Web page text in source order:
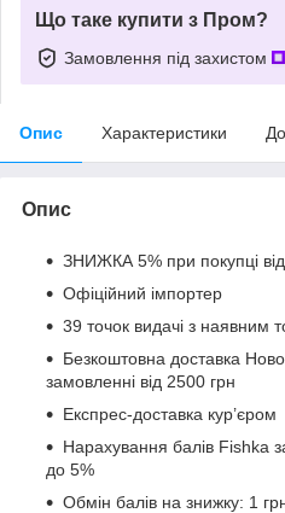
Що таке купити з Пром?
Замовлення під захистом
Опис Характеристики
Опис
ЗНИЖКА 5% при покупці
Офіційний імпортер
39 точок видачі з наявним
Безкоштовна доставка
замовленні від 2500 грн
Експрес-доставка кур’єром
Нарахування балів Fishka
до 5%
Обмін балів на знижку: 1